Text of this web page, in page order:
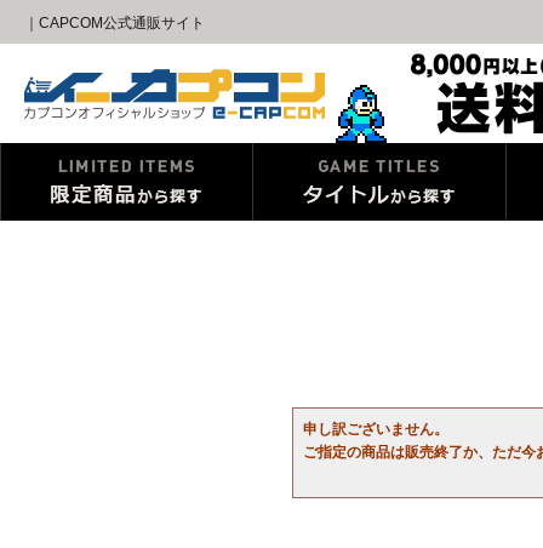
｜CAPCOM公式通販サイト
申し訳ございません。
ご指定の商品は販売終了か、ただ